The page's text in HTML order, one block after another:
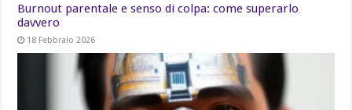
Burnout parentale e senso di colpa: come superarlo
davvero
18 Febbraio 2026